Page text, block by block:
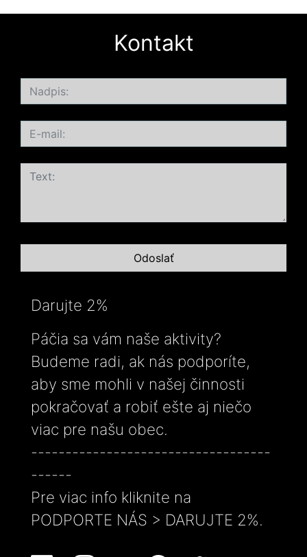
Kontakt
Darujte 2%
Páčia sa vám naše aktivity?
Budeme radi, ak nás podporíte,
aby sme mohli v našej činnosti
pokračovať a robiť ešte aj niečo
viac pre našu obec.
-----------------------------------
------
Pre viac info kliknite na
PODPORTE NÁS > DARUJTE 2%.